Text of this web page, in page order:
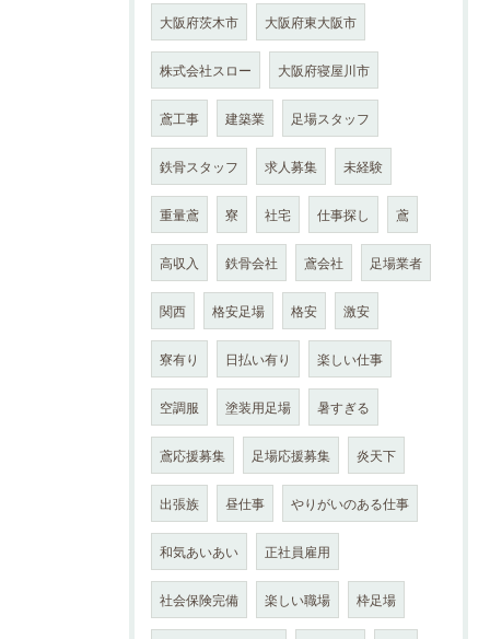
大阪府茨木市 大阪府東大阪市
株式会社スロー 大阪府寝屋川市
鳶工事 建築業 足場スタッフ
鉄骨スタッフ 求人募集 未経験
重量鳶 寮 社宅 仕事探し 鳶
高収入 鉄骨会社 鳶会社 足場業者
関西 格安足場 格安 激安
寮有り 日払い有り 楽しい仕事
空調服 塗装用足場 暑すぎる
鳶応援募集 足場応援募集 炎天下
出張族 昼仕事 やりがいのある仕事
和気あいあい 正社員雇用
社会保険完備 楽しい職場 枠足場